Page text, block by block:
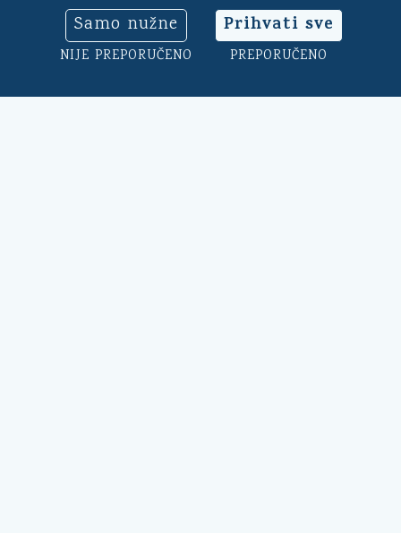
Samo nužne
NIJE PREPORUČENO
Prihvati sve
PREPORUČENO
općinu. Sudjelujte u
savjetodavnim e-referendumima.
Osim toga, na ovoj aplikaciji